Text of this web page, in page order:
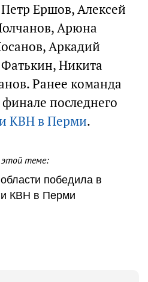
Ершов, Алексей
Арюна
Аркадий
Никита
Ранее команда
последнего
КВН в Перми.
этой теме:
победила в
КВН в Перми